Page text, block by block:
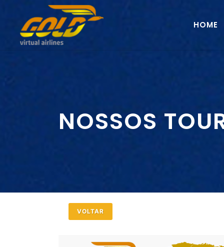
HOME
NOSSOS
VOLTAR